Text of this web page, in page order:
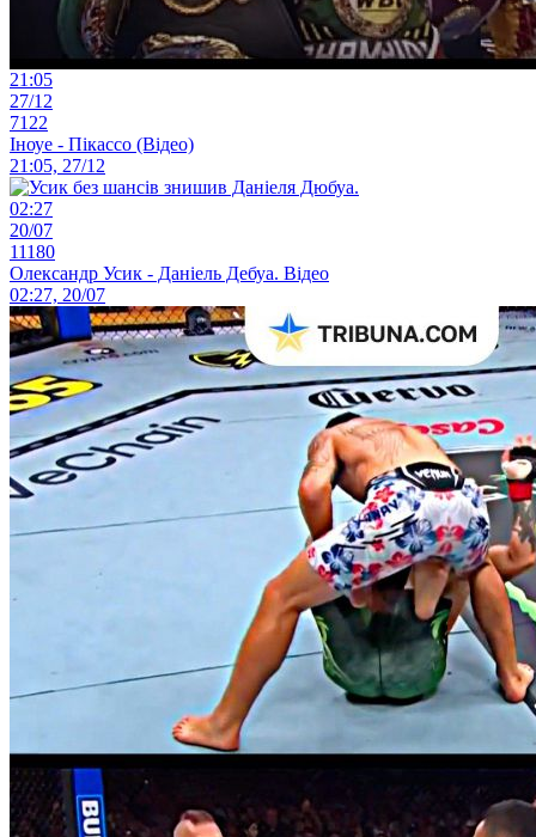
21:05
27/12
7122
Іноуе - Пікассо (Відео)
21:05, 27/12
02:27
20/07
11180
Олександр Усик - Даніель Дебуа. Відео
02:27, 20/07